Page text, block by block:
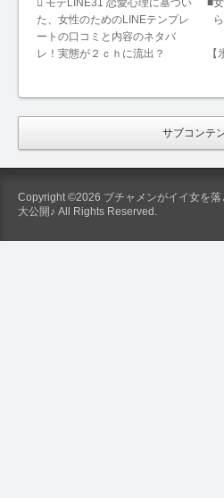
モテLINE31 恋愛心理に基づい
た、女性のためのLINEテンプレ
ートの口コミと内容のネタバ
レ！実態が２ｃｈに流出？
■
サブコンテ
Copyright ©2026 ブチャメンがイイ女を
大公開♪ All Rights Reserved.